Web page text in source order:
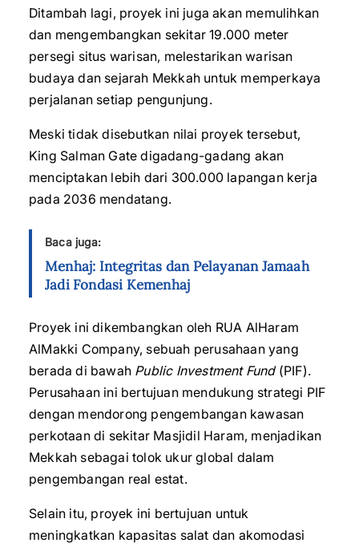
Ditambah lagi, proyek ini juga akan memulihkan
dan mengembangkan sekitar 19.000 meter
persegi situs warisan, melestarikan warisan
budaya dan sejarah Mekkah untuk memperkaya
perjalanan setiap pengunjung.
Meski tidak disebutkan nilai proyek tersebut,
King Salman Gate digadang-gadang akan
menciptakan lebih dari 300.000 lapangan kerja
pada 2036 mendatang.
Baca juga:
Menhaj: Integritas dan Pelayanan Jamaah
Jadi Fondasi Kemenhaj
Proyek ini dikembangkan oleh RUA AlHaram
AlMakki Company, sebuah perusahaan yang
berada di bawah Public Investment Fund(PIF).
Perusahaan ini bertujuan mendukung strategi PIF
dengan mendorong pengembangan kawasan
perkotaan di sekitar Masjidil Haram, menjadikan
Mekkah sebagai tolok ukur global dalam
pengembangan real estat.
Selain itu, proyek ini bertujuan untuk
meningkatkan kapasitas salat dan akomodasi